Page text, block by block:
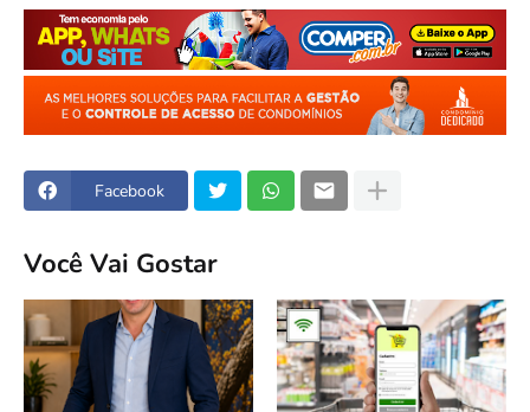
Facebook
Você Vai Gostar